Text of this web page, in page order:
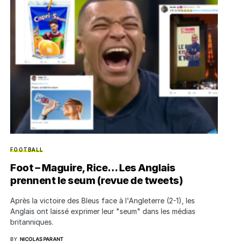
FOOTBALL
Foot – Maguire, Rice… Les Anglais
prennent le seum (revue de tweets)
Après la victoire des Bleus face à l'Angleterre (2-1), les
Anglais ont laissé exprimer leur "seum" dans les médias
britanniques.
BY NICOLAS PARANT